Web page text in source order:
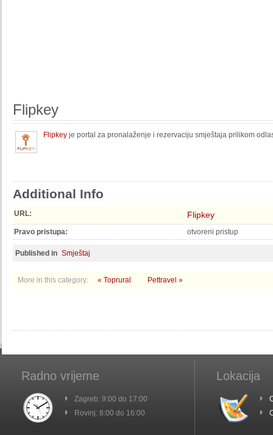
Flipkey
Flipkey je portal za pronalaženje i rezervaciju smještaja prilikom
Additional Info
URL: Flipkey
Pravo pristupa: otvoreni pristup
Published in Smještaj
More in this category: « Toprural Pettravel »
Radno vrijeme
Zagreb: 9:00 do 17:00
Rovinj: 8:00 do 16:00
Lokacija